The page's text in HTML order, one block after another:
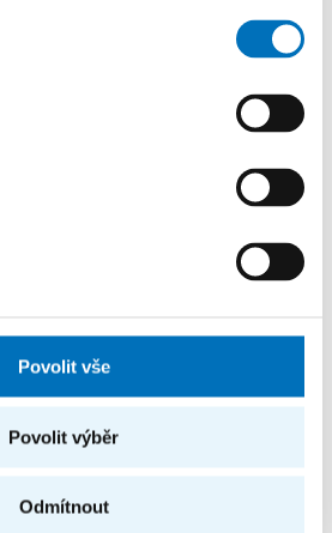
Povolit vše
Povolit výběr
Odmítnout
stažení
Akademického senátu
Akademického senátu konaného